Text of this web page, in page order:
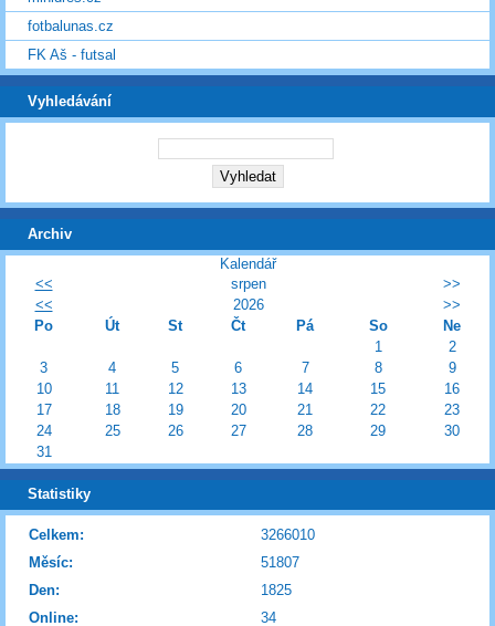
fotbalunas.cz
FK Aš - futsal
Vyhledávání
Archiv
Kalendář
<<
srpen
>>
<<
2026
>>
Po
Út St Čt Pá So
Ne
1
2
3
4 5 6 7 8
9
10
11 12 13 14 15
16
17
18 19 20 21 22
23
24
25 26 27 28 29
30
31
Statistiky
Online: 34
Celkem:
3266010
Měsíc:
51807
Den:
1825